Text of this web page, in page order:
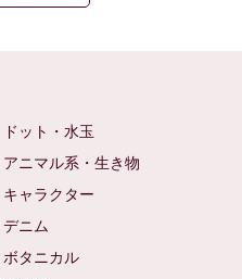
ドット・水玉
アニマル系・生き物
キャラクター
デニム
ボタニカル